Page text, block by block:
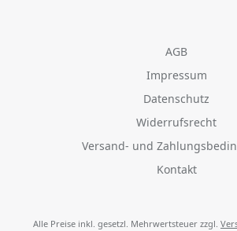
AGB
Impressum
Datenschutz
Widerrufsrecht
Versand- und
Kontakt
Alle Preise inkl. gesetzl. Mehrwertsteuer zzgl.